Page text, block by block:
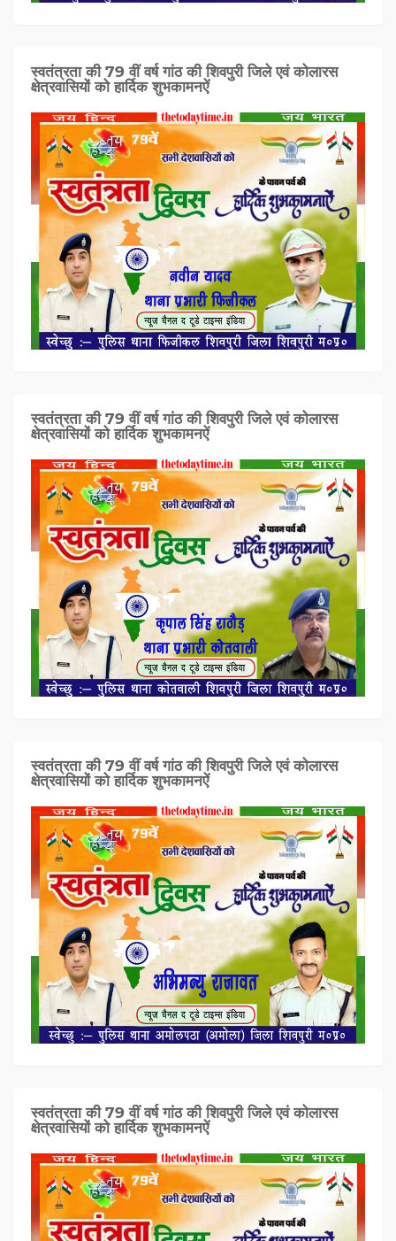
स्वतंत्रता की 79 वीं वर्ष गांठ की शिवपुरी जिले एवं कोलारस
क्षेत्रवासियों को हार्दिक शुभकामनऐं
स्वतंत्रता की 79 वीं वर्ष गांठ की शिवपुरी जिले एवं कोलारस
क्षेत्रवासियों को हार्दिक शुभकामनऐं
स्वतंत्रता की 79 वीं वर्ष गांठ की शिवपुरी जिले एवं कोलारस
क्षेत्रवासियों को हार्दिक शुभकामनऐं
स्वतंत्रता की 79 वीं वर्ष गांठ की शिवपुरी जिले एवं कोलारस
क्षेत्रवासियों को हार्दिक शुभकामनऐं